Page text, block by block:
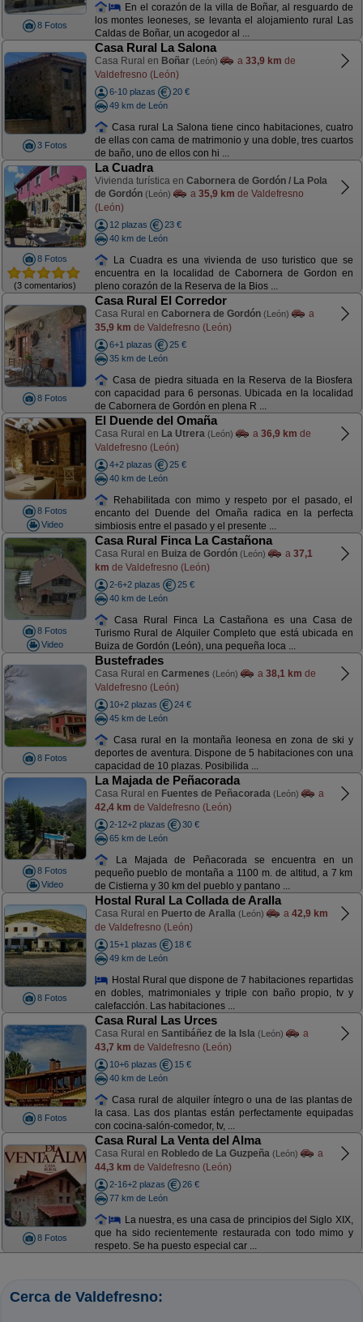
8 Fotos
En el corazón de la villa de Boñar, al resguardo de
los montes leoneses, se levanta el alojamiento rural Las
Caldas de Boñar, un acogedor al ...
3 Fotos
Casa Rural La Salona
Casa Rural en Boñar (León) a 33,9 km de
Valdefresno (León)
6-10 plazas
20 €
49 km de León
Casa rural La Salona tiene cinco habitaciones, cuatro
de ellas con cama de matrimonio y una doble, tres cuartos
de baño, uno de ellos con hi ...
8 Fotos
(3 comentarios)
La Cuadra
Vivienda turística en Cabornera de Gordón / La Pola
de Gordón (León) a 35,9 km de Valdefresno
(León)
12 plazas
23 €
40 km de León
La Cuadra es una vivienda de uso turistico que se
encuentra en la localidad de Cabornera de Gordon en
pleno corazón de la Reserva de la Bios ...
8 Fotos
Casa Rural El Corredor
Casa Rural en Cabornera de Gordón (León)
a
35,9 km de Valdefresno (León)
6+1 plazas
25 €
35 km de León
Casa de piedra situada en la Reserva de la Biosfera
con capacidad para 6 personas. Ubicada en la localidad
de Cabornera de Gordón en plena R ...
8 Fotos
Video
El Duende del Omaña
Casa Rural en La Utrera (León) a 36,9 km de
Valdefresno (León)
4+2 plazas
25 €
40 km de León
Rehabilitada con mimo y respeto por el pasado, el
encanto del Duende del Omaña radica en la perfecta
simbiosis entre el pasado y el presente ...
8 Fotos
Video
Casa Rural Finca La Castañona
Casa Rural en Buiza de Gordón (León) a 37,1
km de Valdefresno (León)
2-6+2 plazas
25 €
40 km de León
Casa Rural Finca La Castañona es una Casa de
Turismo Rural de Alquiler Completo que está ubicada en
Buiza de Gordón (León), una pequeña loca ...
8 Fotos
Bustefrades
Casa Rural en Carmenes (León) a 38,1 km de
Valdefresno (León)
10+2 plazas
24 €
45 km de León
Casa rural en la montaña leonesa en zona de ski y
deportes de aventura. Dispone de 5 habitaciones con una
capacidad de 10 plazas. Posibilida ...
8 Fotos
Video
La Majada de Peñacorada
Casa Rural en Fuentes de Peñacorada (León)
a
42,4 km de Valdefresno (León)
2-12+2 plazas
30 €
65 km de León
La Majada de Peñacorada se encuentra en un
pequeño pueblo de montaña a 1100 m. de altitud, a 7 km
de Cistierna y 30 km del pueblo y pantano ...
8 Fotos
Hostal Rural La Collada de Aralla
Casa Rural en Puerto de Aralla (León) a 42,9 km
de Valdefresno (León)
15+1 plazas
18 €
49 km de León
Hostal Rural que dispone de 7 habitaciones repartidas
en dobles, matrimoniales y triple con baño propio, tv y
calefacción. Las habitaciones ...
8 Fotos
Casa Rural Las Urces
Casa Rural en Santibáñez de la Isla (León)
a
43,7 km de Valdefresno (León)
10+6 plazas
15 €
40 km de León
Casa rural de alquiler íntegro o una de las plantas de
la casa. Las dos plantas están perfectamente equipadas
con cocina-salón-comedor, tv, ...
8 Fotos
Casa Rural La Venta del Alma
Casa Rural en Robledo de La Guzpeña (León)
a
44,3 km de Valdefresno (León)
2-16+2 plazas
26 €
77 km de León
La nuestra, es una casa de principios del Siglo XIX,
que ha sido recientemente restaurada con todo mimo y
respeto. Se ha puesto especial car ...
Cerca de Valdefresno: